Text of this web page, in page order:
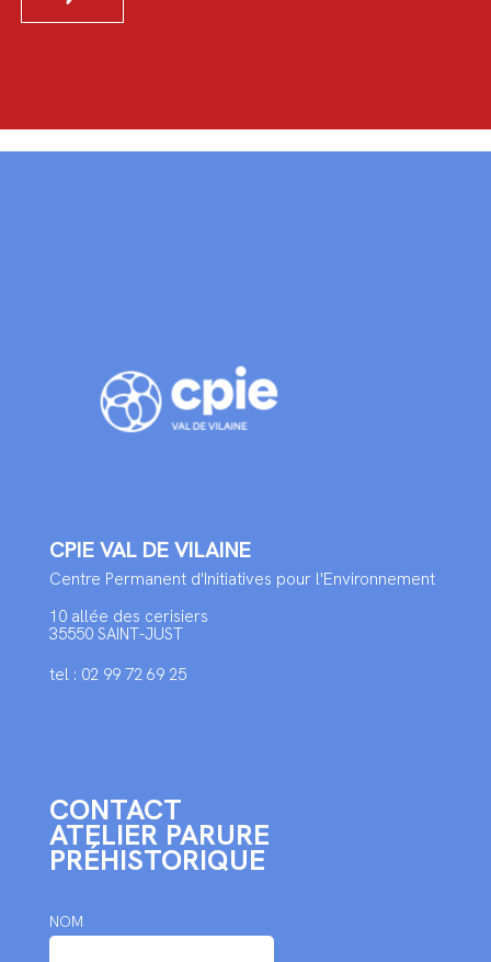
CPIE VAL DE VILAINE
Centre Permanent d'Initiatives pour l'Environnement
10 allée des cerisiers
35550 SAINT-JUST
tel : 02 99 72 69 25
CONTACT
ATELIER PARURE
PRÉHISTORIQUE
NOM